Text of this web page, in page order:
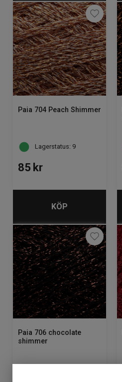
Paia 704 Peach Shimmer
Lagerstatus: 9
85 kr
KÖP
Paia 706 chocolate
shimmer